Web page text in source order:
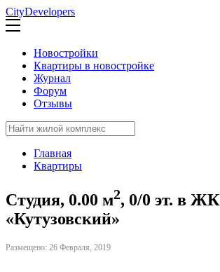
CityDevelopers
Новостройки
Квартиры в новостройке
Журнал
Форум
Отзывы
Главная
Квартиры
Студия, 0.00 м2, 0/0 эт. в ЖК
«Кутузовский»
Размещено: 26 Февраля, 2019